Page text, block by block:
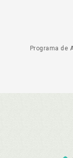
Programa de